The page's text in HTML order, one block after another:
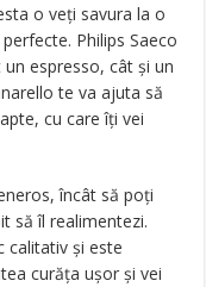
o veți savura la o
Philips Saeco
espresso, cât și un
te va ajuta să
cu care îți vei
încât să poți
să îl realimentezi.
calitativ și este
curăța ușor și vei